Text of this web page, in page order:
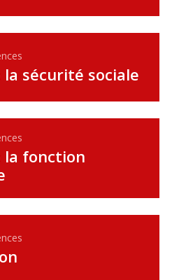
sécurité sociale
la fonction